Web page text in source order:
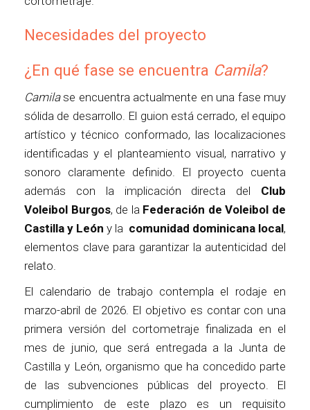
Necesidades del proyecto
¿En qué fase se encuentra Camila?
Camilase encuentra actualmente en una fase muy
sólida de desarrollo. El guion está cerrado, el equipo
artístico y técnico conformado, las localizaciones
identificadas y el planteamiento visual, narrativo y
sonoro claramente definido. El proyecto cuenta
además con la implicación directa del Club
Voleibol Burgos, de la Federación de Voleibol de
Castilla y León y la comunidad dominicana local,
elementos clave para garantizar la autenticidad del
relato.
El calendario de trabajo contempla el rodaje en
marzo-abril de 2026. El objetivo es contar con una
primera versión del cortometraje finalizada en el
mes de junio, que será entregada a la Junta de
Castilla y León, organismo que ha concedido parte
de las subvenciones públicas del proyecto. El
cumplimiento de este plazo es un requisito